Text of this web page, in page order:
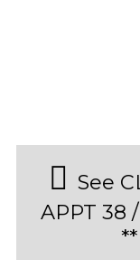
See
APPT 38